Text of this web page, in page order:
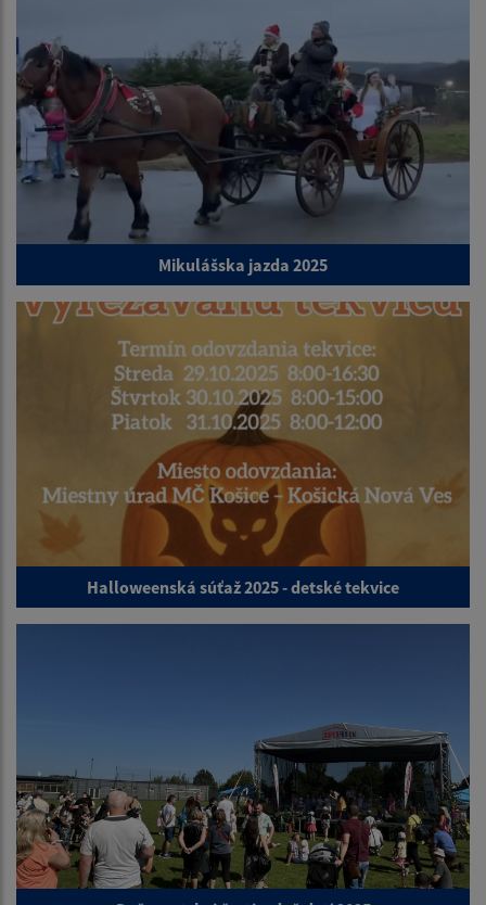
Mikulášska jazda 2025
Halloweenská súťaž 2025 - detské tekvice